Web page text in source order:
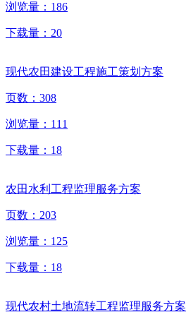
浏览量： 186
下载量： 20
现代农田建设工程施工策划方案
页数： 308
浏览量： 111
下载量： 18
农田水利工程监理服务方案
页数： 203
浏览量： 125
下载量： 18
现代农村土地流转工程监理服务方案